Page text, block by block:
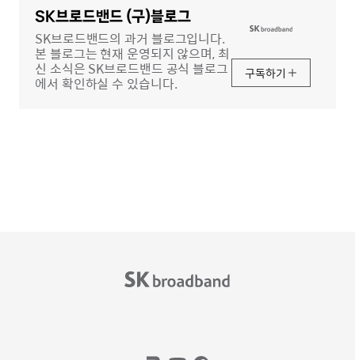
SK브로드밴드 (구)블로그
SK브로드밴드의 과거 블로그입니다.
본 블로그는 현재 운영되지 않으며, 최
신 소식은 SK브로드밴드 공식 블로그
에서 확인하실 수 있습니다.
구독하기